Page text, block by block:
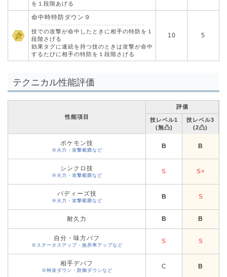
を１段階あげる
命中時特防ダウン９
技での攻撃が命中したときに相手の特防を１
段階さげる
効果タグに連続を持つ技のときは攻撃が命中
するたびに相手の特防を１段階さげる
10 5
テクニカル性能評価
性能項目
評価
技レベル1
(無凸)
技レベル3
(2凸)
ポケモン技
※火力・攻撃範囲など
B B
シンクロ技
※火力・攻撃範囲など
S S+
バディーズ技
※火力・攻撃範囲など
B S
耐久力 B B
自分・味方バフ
※ステータスアップ・急所率アップなど
S S
相手デバフ
※特攻ダウン・防御ダウンなど
C B